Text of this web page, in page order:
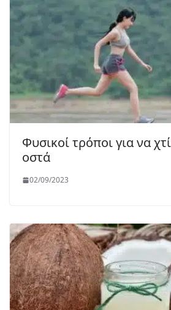
Φυσικοί τρόποι για να
οστά
02/09/2023